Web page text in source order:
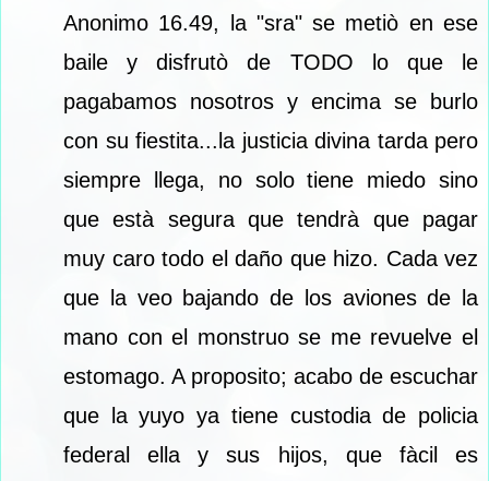
Anonimo 16.49, la "sra" se metiò en ese
baile y disfrutò de TODO lo que le
pagabamos nosotros y encima se burlo
con su fiestita...la justicia divina tarda pero
siempre llega, no solo tiene miedo sino
que està segura que tendrà que pagar
muy caro todo el daño que hizo. Cada vez
que la veo bajando de los aviones de la
mano con el monstruo se me revuelve el
estomago. A proposito; acabo de escuchar
que la yuyo ya tiene custodia de policia
federal ella y sus hijos, que fàcil es